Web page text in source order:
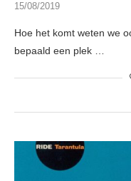
15/08/2019
Hoe het komt weten we
bepaald een plek …